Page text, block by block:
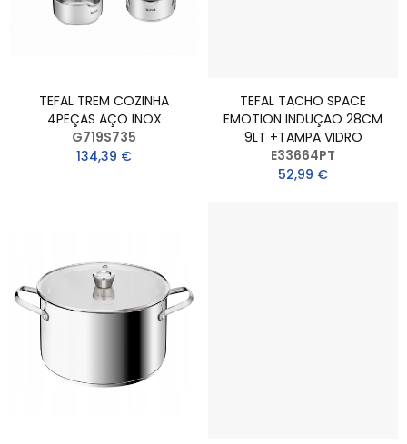
TEFAL TREM COZINHA
4PEÇAS AÇO INOX
G719S735
134,39 €
TEFAL TACHO SPACE
EMOTION INDUÇAO 28CM
9LT +TAMPA VIDRO
E33664PT
52,99 €